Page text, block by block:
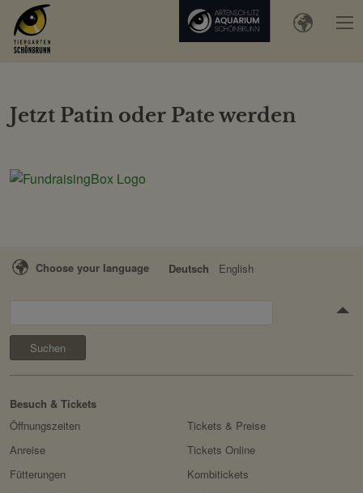
Jetzt Patin oder Pate werden
Choose your language Deutsch English
Besuch & Tickets
Öffnungszeiten
Anreise
Fütterungen
Tickets & Preise
Tickets Online
Kombitickets